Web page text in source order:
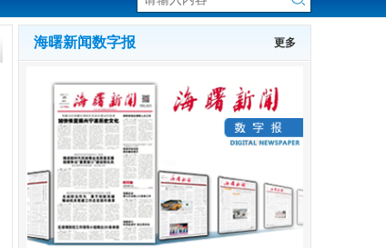
海曙新闻数字报 更多